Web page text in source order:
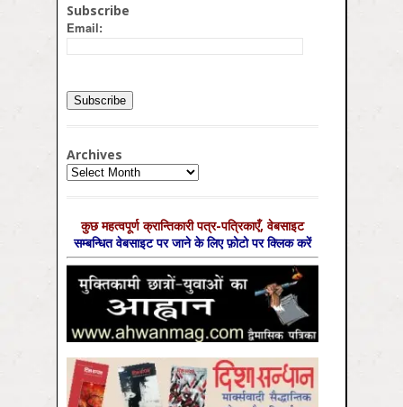
Subscribe
Email:
Archives
Archives
कुछ महत्‍वपूर्ण क्रान्तिकारी पत्र-पत्रिकाएँ, वेबसाइट
सम्‍बन्धित वेबसाइट पर जाने के लिए फ़ोटो पर क्लिक करें